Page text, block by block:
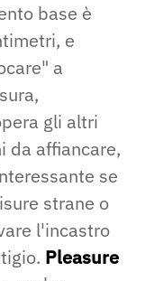
base è
e
a
gli altri
da affiancare,
se
strane o
l'incastro
Pleasure